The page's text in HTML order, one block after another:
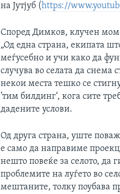
на Јутјуб (https://
Според Димков, клучен
„Од една страна, екипата
меѓусебно и учи како да
случува во селата да снема
некои места тешко се
’тим билдинг‘, кога сите
дадените услови.
Од друга страна, уште
е само да направиме
нешто повеќе за селото, да
проблемите на луѓето во
мештаните, толку поубава